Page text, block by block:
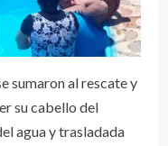
sumaron al rescate y
su cabello del
agua y trasladada